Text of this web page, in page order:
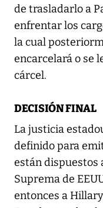
de trasladarlo a
enfrentar los
la cual
encarcelará o se
cárcel.
DECISIÓN FINAL
La justicia
definido para
están dispuestos
Suprema de
entonces a